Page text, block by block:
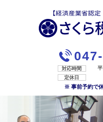
対応時間
定休日
※ 事前予約で